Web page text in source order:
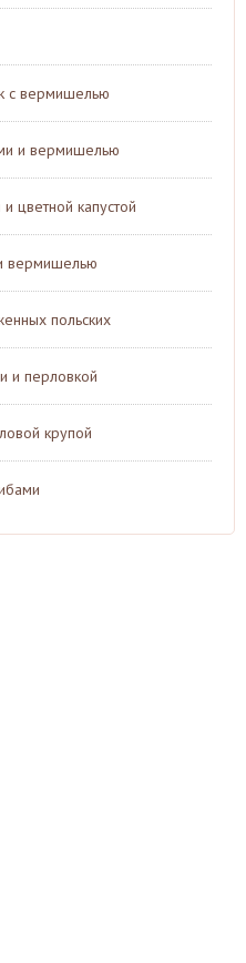
с вермишелью
и вермишелью
цветной капустой
вермишелью
польских
и перловкой
крупой